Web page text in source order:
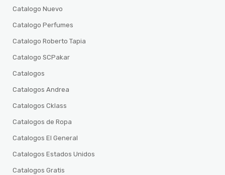
Catalogo Nuevo
Catalogo Perfumes
Catalogo Roberto Tapia
Catalogo SCPakar
Catalogos
Catalogos Andrea
Catalogos Cklass
Catalogos de Ropa
Catalogos El General
Catalogos Estados Unidos
Catalogos Gratis